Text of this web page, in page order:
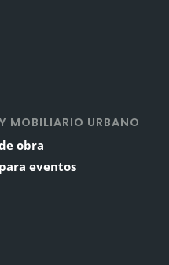
MOBILIARIO URBANO
obra
eventos